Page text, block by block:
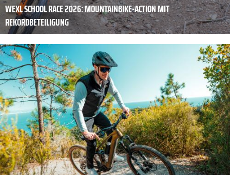
WEXL SCHOOL RACE 2026: MOUNTAINBIKE-ACTION MIT
REKORDBETEILIGUNG